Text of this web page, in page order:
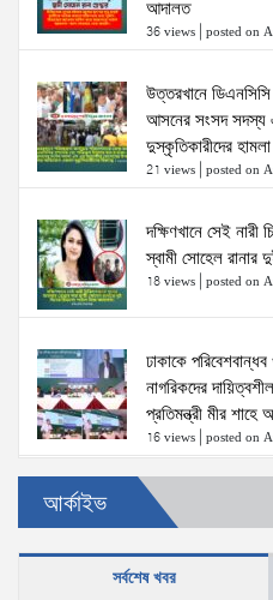
আদালত
36 views posted on
উত্তরখানে
আসনের সংসদ সদস্য
দুস্কৃতিকারীদের হামলা
21 views posted on
দক্ষিণখানে সেই
স্বামী সোহেল রানার
18 views posted on
ঢাকাকে
নাগরিকদের
প্রতিমন্ত্রী মীর
16 views posted on
স্বরাষ্ট্রমন্ত্রীর সঙ্গে
বহুসংস্কৃতি বিষয়ক
15 views|posted on
আর্কাইভ
সর্বশেষ খবর